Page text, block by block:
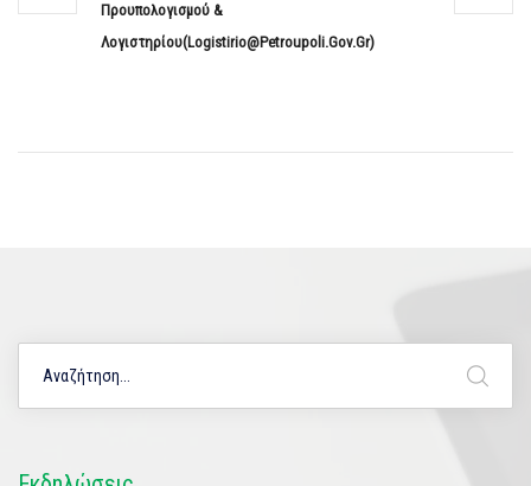
Προυπολογισμού &
Λογιστηρίου(logistirio@petroupoli.gov.gr)